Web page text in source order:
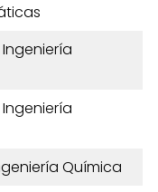
Química